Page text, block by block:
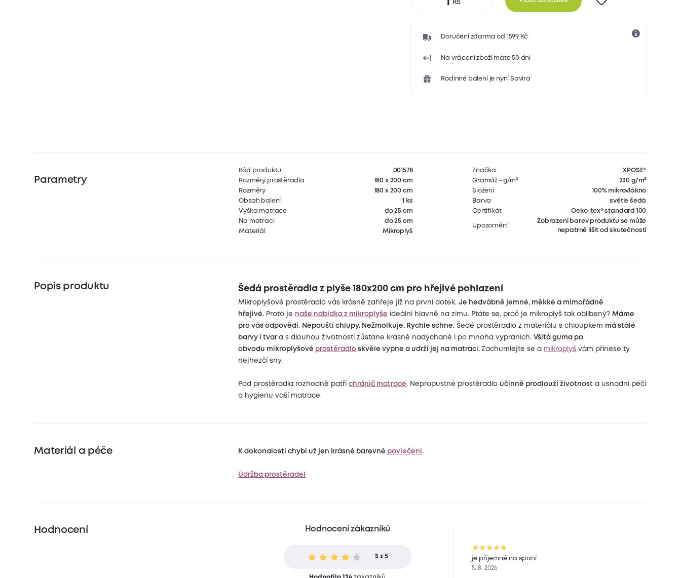
Doručení zdarma od 1599 Kč
Na vrácení zboží máte 50 dní
Rodinné balení je nyní Savira
Parametry
Kód produktu
001578
Rozměry prostěradla
180 x 200 cm
Rozměry
180 x 200 cm
Obsah balení
1 ks
Výška matrace
do 25 cm
Na matraci
do 25 cm
Materiál
Mikroplyš
Značka
XPOSE®
Gramáž - g/m²
230 g/m²
Složení
100% mikrovlákno
Barva
světle šedá
Certifikát
Oeko-tex® standard 100
Upozornění
Zobrazení barev produktu se může
nepatrně lišit od skutečnosti
Popis produktu Šedá prostěradla z plyše 180x200 cm pro hřejivé pohlazení
Mikroplyšové prostěradlo vás krásně zahřeje již na první dotek.Je hedvábně jemné, měkké a mimořádně
hřejivé. Proto je naše nabídka z mikroplyše ideální hlavně na zimu. Ptáte se, proč je mikroplyš tak oblíbený?Máme
pro vás odpovědi. Nepouští chlupy. Nežmolkuje. Rychle schne. Šedé prostěradlo z materiálu s chloupkem má stálé
barvy i tvara s dlouhou životností zůstane krásně nadýchané i po mnoha vypráních.Všitá guma po
obvodu mikroplyšové prostěradlo skvěle vypne a udrží jej na matraci. Zachumlejte se a mikroplyš vám přinese ty
nejhezčí sny.
Pod prostěradla rozhodně patříchránič matrace. Nepropustné prostěradlo účinně prodlouží životnost a usnadní péči
o hygienu vaší matrace.
Materiál a péče K dokonalosti chybí už jen krásné barevné povlečení.
Údržba prostěradel
Hodnocení Hodnocení zákazníků
5 z 5 je příjemné na spaní
5. 8. 2026